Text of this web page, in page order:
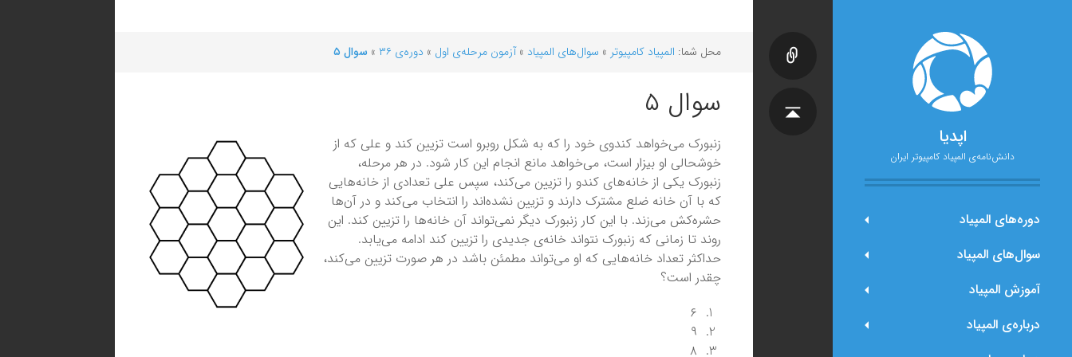
اپدیا
دانش‌نامه‌ی المپیاد کامپیوتر ایران
دوره‌های المپیاد
سوال‌های المپیاد
آموزش المپیاد
درباره‌ی المپیاد
محل شما: المپیاد کامپیوتر » سوال‌های المپیاد »آزمون مرحله‌ی اول » دوره‌ی ۳۶ » سوال ۵
سوال ۵
زنبورک می‌خواهد کندوی خود را که به شکل روبرو است تزیین کند و علی که از
خوشحالی او بیزار است، می‌خواهد مانع انجام این کار شود. در هر مرحله،
زنبورک یکی از خانه‌های کندو را تزیین می‌کند، سپس علی تعدادی از خانه‌هایی
که با آن خانه ضلع مشترک دارند و تزیین نشده‌اند را انتخاب می‌کند و در آن‌ها
حشره‌کش می‌زند. با این کار زنبورک دیگر نمی‌تواند آن خانه‌ها را تزیین کند. این
روند تا زمانی که زنبورک نتواند خانه‌ی جدیدی را تزیین کند ادامه می‌یابد.
حداکثر تعداد خانه‌هایی که او می‌تواند مطمئن باشد در هر صورت تزیین می‌کند،
چقدر است؟
۶
۹
۸